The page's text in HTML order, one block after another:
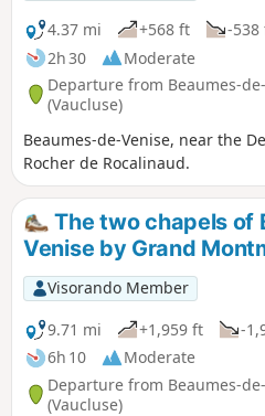
4.37 mi
+568 ft
-538
2h 30
Moderate
Departure from Beaumes-
(Vaucluse)
Beaumes-de-Venise, near the
Rocher de Rocalinaud.
The two chapels of
Venise by Grand
Visorando Member
9.71 mi
+1,959 ft
-
6h 10
Moderate
Departure from Beaumes-
(Vaucluse)